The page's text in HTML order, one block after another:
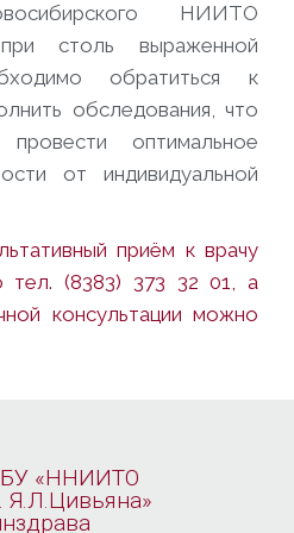
НИИТО
столь выраженной
обратиться к
обследования, что
оптимальное
от индивидуальной
приём к врачу
(8383) 373 32 01, а
консультации можно
«ННИИТО
Я.Л.Цивьяна»